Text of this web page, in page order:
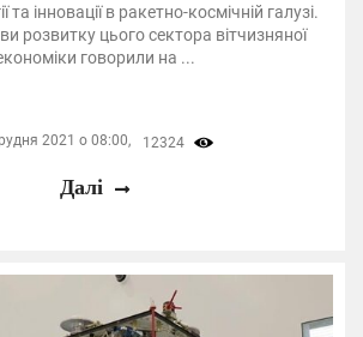
та інновації в ракетно-космічній галузі.
розвитку цього сектора вітчизняної
говорили на ...
2021 о 08:00, 12324
Далі